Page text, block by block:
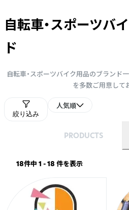
自転車・スポーツバ
ド
自転車・スポーツバイク用品のブランド
を多数ご用意して
絞り込み
人気順
PRODUCTS
18件中 1 - 18 件を表示